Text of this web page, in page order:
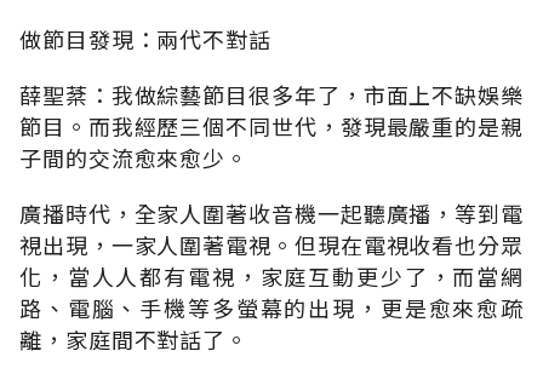
做節目發現：兩代不對話
薛聖棻：我做綜藝節目很多年了，市面上不缺娛樂
節目。而我經歷三個不同世代，發現最嚴重的是親
子間的交流愈來愈少。
廣播時代，全家人圍著收音機一起聽廣播，等到電
視出現，一家人圍著電視。但現在電視收看也分眾
化，當人人都有電視，家庭互動更少了，而當網
路、電腦、手機等多螢幕的出現，更是愈來愈疏
離，家庭間不對話了。